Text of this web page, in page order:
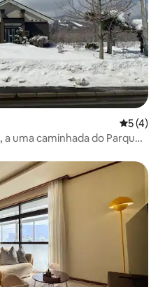
5 de
5 (4)
uma caminhada do Parque